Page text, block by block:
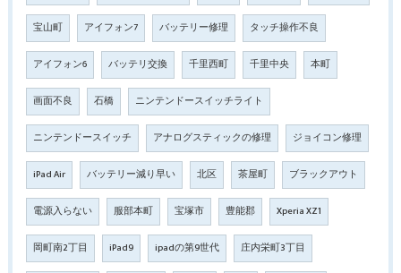
宝山町 アイフォン7 バッテリー修理 タッチ操作不良
アイフォン6 バッテリ交換 千里西町 千里中央 本町
画面不良 石橋 ニンテンドースイッチライト
ニンテンドースイッチ アナログスティックの修理 ジョイコン修理
iPad Air バッテリー減り早い 北区 茶屋町 ブラックアウト
電源入らない 服部本町 宝塚市 豊能郡 Xperia XZ1
岡町南2丁目 iPad9 ipadの第9世代 庄内栄町3丁目